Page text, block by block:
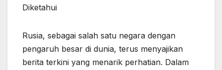
Diketahui
Rusia, sebagai salah satu negara dengan
pengaruh besar di dunia, terus menyajikan
berita terkini yang menarik perhatian. Dalam